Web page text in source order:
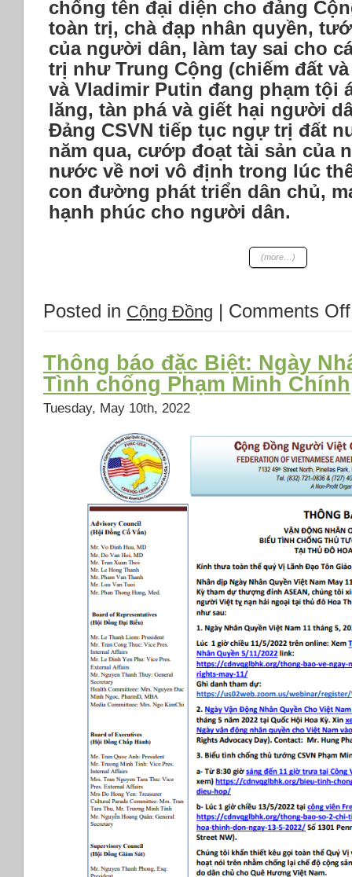
chống tên đại diện cho đảng
toàn trị, chà đạp nhân quyền,
của người dân, làm tay sai cho
trị như Trung Cộng (chiếm đất
và Vladimir Putin đang phạm tội
lăng, tàn phá và giết hại người
Đảng CSVN tiếp tục ngự trị đất
năm qua, cướp đoạt tài sản của
nước về nơi vô định trong lúc
con đường phát triển dân chủ,
hạnh phúc cho người dân.
(more…)
Posted in Cộng Đồng | Comments Off
Thông báo đặc Biệt: Ngày
Tình chống Phạm Minh Chính
Tuesday, May 10th, 2022